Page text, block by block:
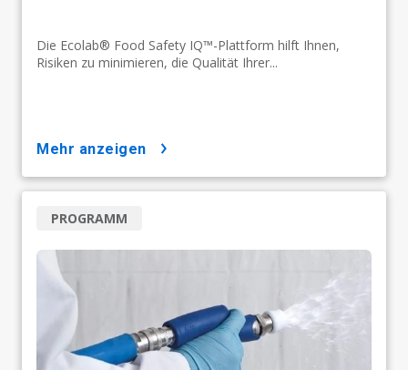
Die Ecolab® Food Safety IQ™-Plattform hilft Ihnen,
Risiken zu minimieren, die Qualität Ihrer...
mehr anzeigen
PROGRAMM